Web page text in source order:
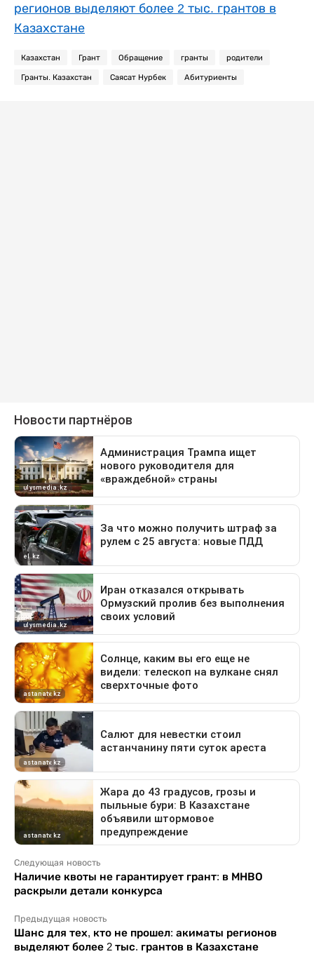
регионов выделяют более 2 тыс. грантов в
Казахстане
Казахстан Грант Обращение гранты родители
Гранты. Казахстан Саясат Нурбек Абитуриенты
Следующая новость
Наличие квоты не гарантирует грант: в МНВО
раскрыли детали конкурса
Предыдущая новость
Шанс для тех, кто не прошел: акиматы регионов
выделяют более 2 тыс. грантов в Казахстане